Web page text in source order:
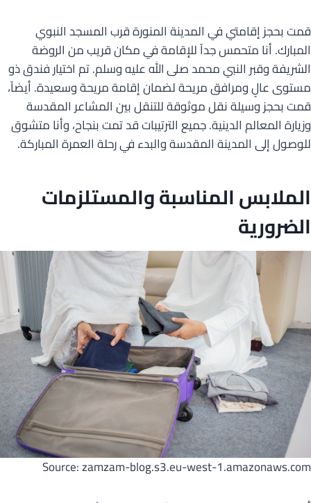
قمت بحجز إقامتي في المدينة المنورة قرب المسجد النبوي
المبارك. أنا متحمس جداً للإقامة في مكان قريب من الروضة
الشريفة وقبر النبي محمد صلى الله عليه وسلم. تم اختيار فندق ذو
مستوى عالٍ ومرافق مريحة لضمان إقامة مريحة وسعيدة. أيضاً،
قمت بحجز وسيلة نقل موثوقة للتنقل بين المشاعر المقدسة
وزيارة المعالم الدينية. جميع الترتيبات قد تمت بنجاح، وأنا متشوق
للوصول إلى المدينة المقدسة والبدء في رحلة العمرة المباركة.
الملابس المناسبة والمستلزمات
الضرورية
Source: zamzam-blog.s3.eu-west-1.amazonaws.com